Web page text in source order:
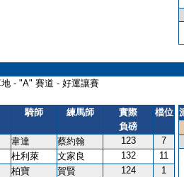
- "A" 賽道 - 好運讓賽
騎師 練馬師
實際
負磅
檔位
韋達 蔡約翰 123
7
杜利萊 文家良 132
11
柏寶 賀賢 124
1